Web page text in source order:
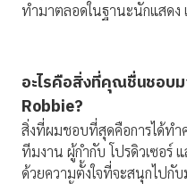
ทำมาตลอดในฐานะนักแสดง
อะไรคือสิ่งที่คุณชื่นชอบ
Robbie?
สิ่งที่ผมชอบที่สุดคือการได้ท
ทีมงาน ผู้กำกับ โปรดิวเซอร์
ด้วยความตั้งใจที่จะสนุกไปกั